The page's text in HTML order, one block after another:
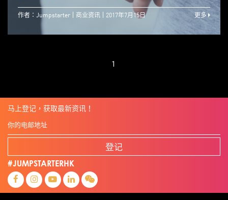
作者：Jumpstarter 商业资讯 2017年7月15日 更多
1
马上登记，获取最新资讯！
登记
#JUMPSTARTERHK